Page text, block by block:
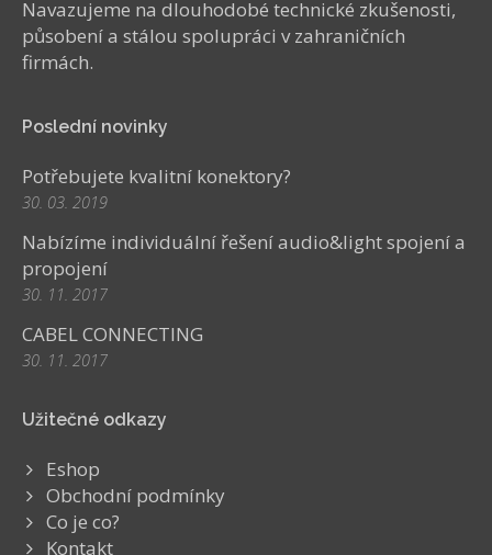
Navazujeme na dlouhodobé technické zkušenosti,
působení a stálou spolupráci v zahraničních
firmách.
Poslední novinky
Potřebujete kvalitní konektory?
30. 03. 2019
Nabízíme individuální řešení audio&light spojení a
propojení
30. 11. 2017
CABEL CONNECTING
30. 11. 2017
Užitečné odkazy
Eshop
Obchodní podmínky
Co je co?
Kontakt